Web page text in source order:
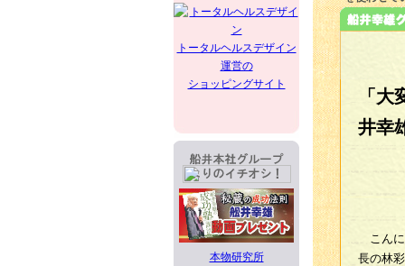
トータルヘルスデザイン
運営の
ショッピングサイト
本物研究所
「
井幸
こん
長の林